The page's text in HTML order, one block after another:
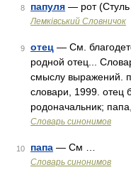
8 папуля — рот
Лемківський Словничок
9 отец — См.
родной отец...
смыслу выражений.
словари, 1999. отец
родоначальник;
Словарь синонимов
10 папа — См …
Словарь синонимов